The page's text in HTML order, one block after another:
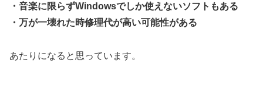
・音楽に限らずWindowsでしか使えないソフトもある
・万が一壊れた時修理代が高い可能性がある
あたりになると思っています。